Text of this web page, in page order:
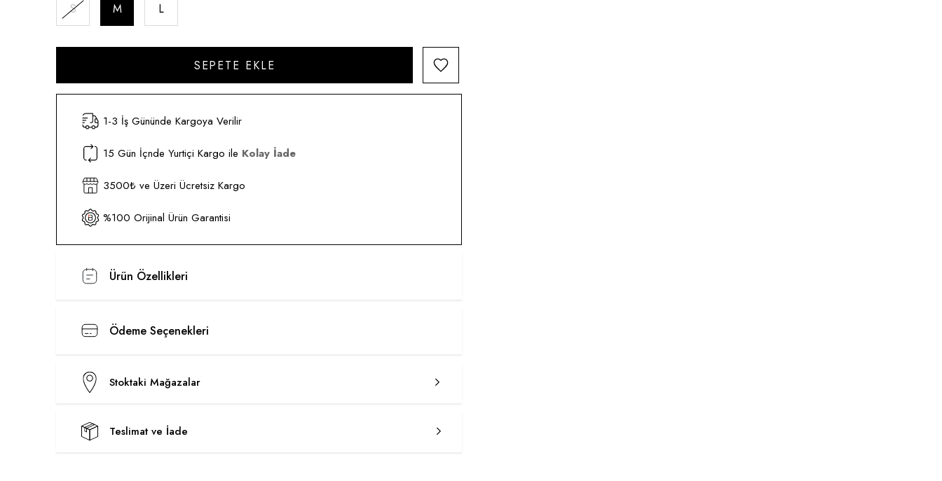
S M L
1-3 İş Gününde Kargoya Verilir
15 Gün İçnde Yurtiçi Kargo ile Kolay İade
3500₺ ve Üzeri Ücretsiz Kargo
%100 Orijinal Ürün Garantisi
Ürün Özellikleri
Ödeme Seçenekleri
Stoktaki Mağazalar
Teslimat ve İade